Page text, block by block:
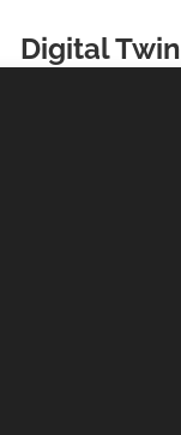
Digital Twin